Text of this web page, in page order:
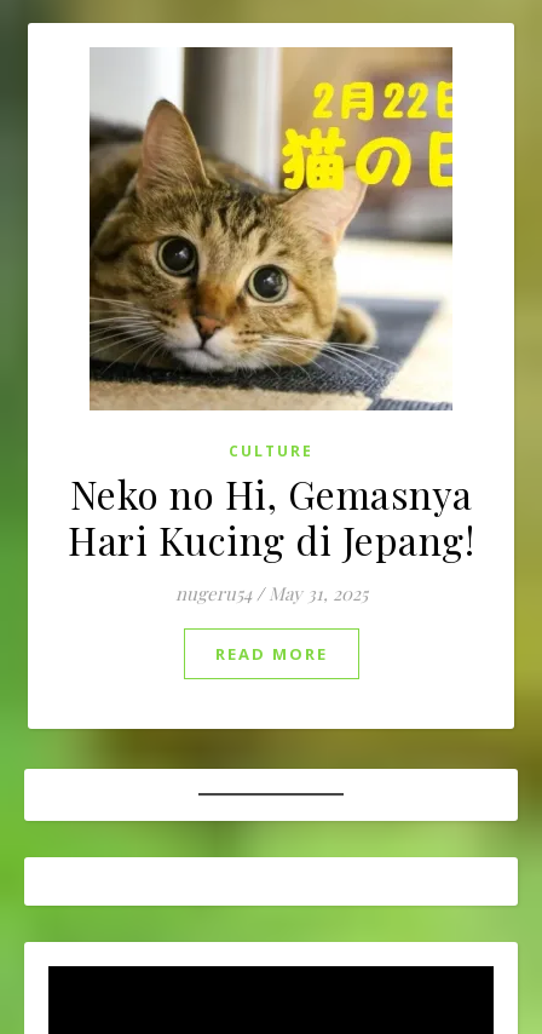
CULTURE
Neko no Hi, Gemasnya
Hari Kucing di Jepang!
nugeru54 / May 31, 2025
READ MORE